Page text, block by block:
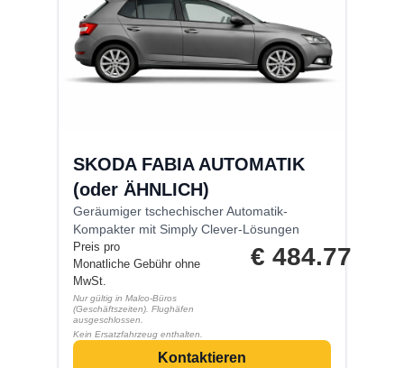
SKODA FABIA AUTOMATIK
(oder ÄHNLICH)
Geräumiger tschechischer Automatik-
Kompakter mit Simply Clever-Lösungen
Preis pro
Monatliche Gebühr ohne
MwSt.
Nur gültig in Malco-Büros
(Geschäftszeiten). Flughäfen
ausgeschlossen.
Kein Ersatzfahrzeug enthalten.
€ 484.77
Kontaktieren